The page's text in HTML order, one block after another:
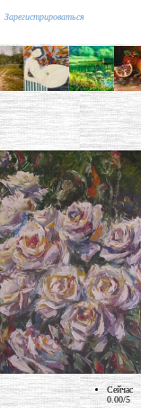
Зарегистрироваться
Сейчас
0.00/5